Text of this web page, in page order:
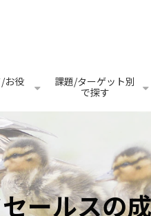
お役
課題/ターゲット別
で探す
ールスの